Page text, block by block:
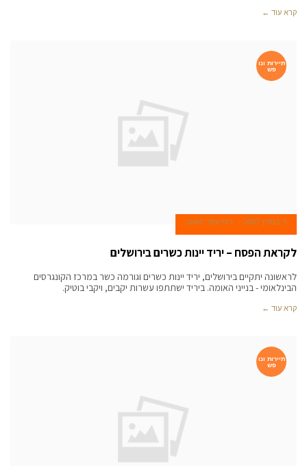
קרא עוד ←
תיירות ונו
פש
3 במרץ 2007 רות עפרי טאוב
לקראת הפסח – יריד יינות כשרים בירושלים
לראשונה יתקיים בירושלים, יריד יינות כשרים וגורמה כשר במרכז הקונגרסים
הבינלאומי - בנייני האומה. ביריד ישתתפו עשרות יקבים, ויקבי בוטיק.
קרא עוד ←
תיירות ונו
פש